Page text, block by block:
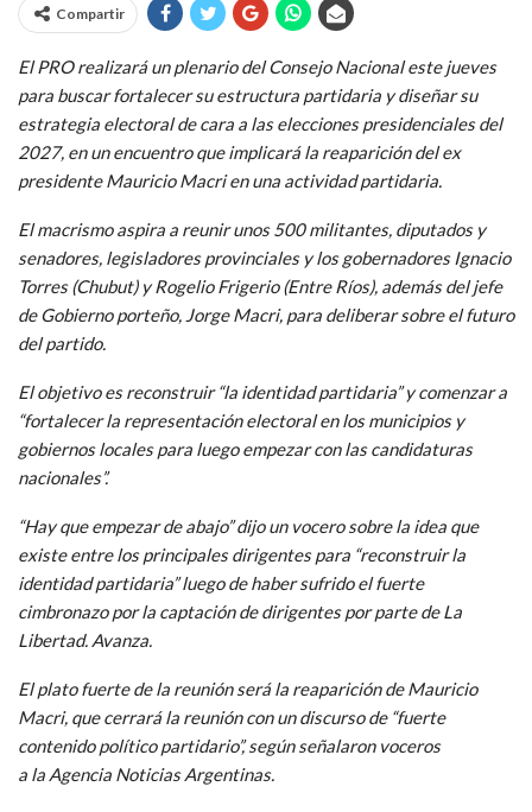
Compartir
El PRO realizará un plenario del Consejo Nacional este jueves
para buscar fortalecer su estructura partidaria y diseñar su
estrategia electoral de cara a las elecciones presidenciales del
2027, en un encuentro que implicará la reaparición del ex
presidente Mauricio Macri en una actividad partidaria.
El macrismo aspira a reunir unos 500 militantes, diputados y
senadores, legisladores provinciales y los gobernadores Ignacio
Torres (Chubut) y Rogelio Frigerio (Entre Ríos), además del jefe
de Gobierno porteño, Jorge Macri, para deliberar sobre el futuro
del partido.
El objetivo es reconstruir “la identidad partidaria” y comenzar a
“fortalecer la representación electoral en los municipios y
gobiernos locales para luego empezar con las candidaturas
nacionales”.
“Hay que empezar de abajo” dijo un vocero sobre la idea que
existe entre los principales dirigentes para “reconstruir la
identidad partidaria” luego de haber sufrido el fuerte
cimbronazo por la captación de dirigentes por parte de La
Libertad. Avanza.
El plato fuerte de la reunión será la reaparición de Mauricio
Macri, que cerrará la reunión con un discurso de “fuerte
contenido político partidario”, según señalaron voceros
a la Agencia Noticias Argentinas.